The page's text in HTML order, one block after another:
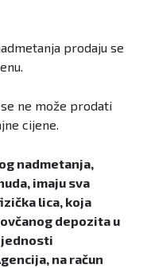
prodaju se
ne može prodati
cijene.
nadmetanja,
imaju sva
lica, koja
depozita u
na račun